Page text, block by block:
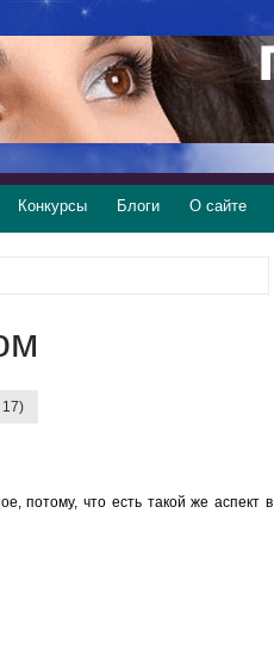
Конкурсы Блоги О сайте
потому, что есть такой же аспект в